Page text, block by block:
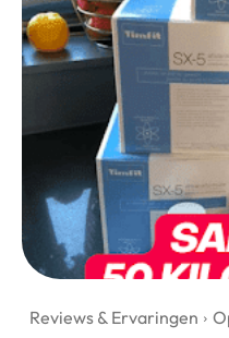
Lifestyle,
Top
Over Valerie
Reviews & Ervaringen